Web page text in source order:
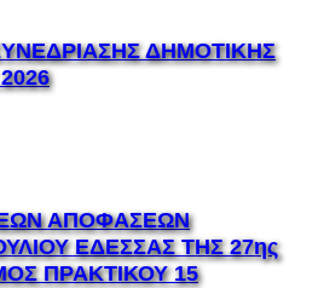
ΔΗΜΟΤΙΚΗΣ
ΑΠΟΦΑΣΕΩΝ
ΕΔΕΣΣΑΣ ΤΗΣ 27ης
ΠΡΑΚΤΙΚΟΥ 15